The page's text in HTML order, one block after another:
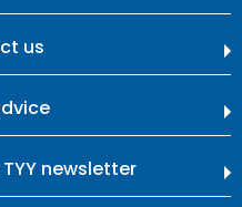
us
newsletter